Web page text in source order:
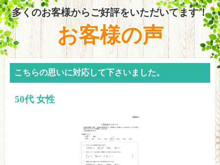
多くのお客様からご好評をいただいてます！
お客様の声
こちらの思いに対応して下さいました。
50代 女性